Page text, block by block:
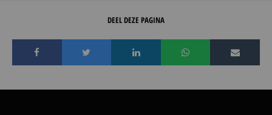
DEEL DEZE PAGINA